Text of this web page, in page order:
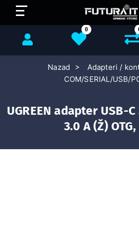
0
Nazad
Adapteri /
COM/SERIAL/USB/
UGREEN adapter USB-
3.0 A (Ž)